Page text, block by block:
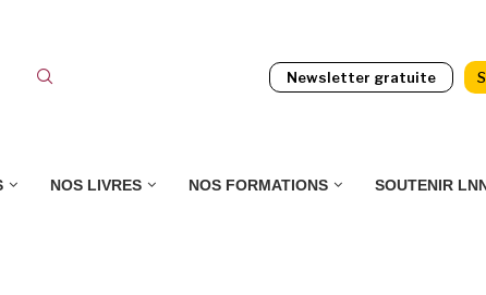
Newsletter gratuite
NOS LIVRES NOS FORMATIONS SOUTENIR